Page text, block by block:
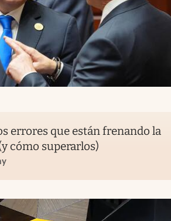
errores que están frenando la
cómo superarlos)